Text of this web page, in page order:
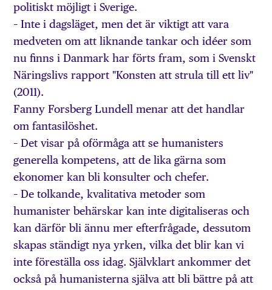
politiskt möjligt i Sverige.
– Inte i dagsläget, men det är viktigt att vara
medveten om att liknande tankar och idéer som
nu finns i Danmark har förts fram, som i Svenskt
Näringslivs rapport "Konsten att strula till ett liv"
(2011).
Fanny Forsberg Lundell menar att det handlar
om fantasilöshet.
– Det visar på oförmåga att se humanisters
generella kompetens, att de lika gärna som
ekonomer kan bli konsulter och chefer.
– De tolkande, kvalitativa metoder som
humanister behärskar kan inte digitaliseras och
kan därför bli ännu mer efterfrågade, dessutom
skapas ständigt nya yrken, vilka det blir kan vi
inte föreställa oss idag. Självklart ankommer det
också på humanisterna själva att bli bättre på att